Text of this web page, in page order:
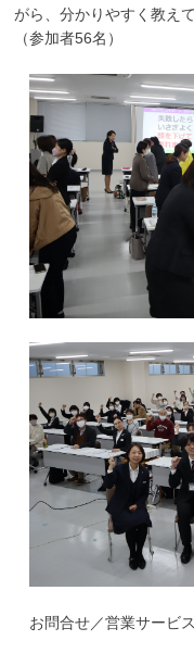
がら、分かりやすく教え
（参加者56名）
お問合せ／営業サービ